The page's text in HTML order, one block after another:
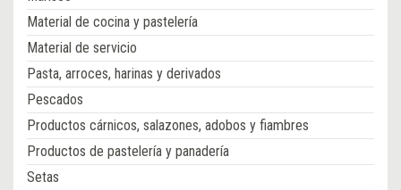
Material de cocina y pastelería
Material de servicio
Pasta, arroces, harinas y derivados
Pescados
Productos cárnicos, salazones, adobos y fiambres
Productos de pastelería y panadería
Setas